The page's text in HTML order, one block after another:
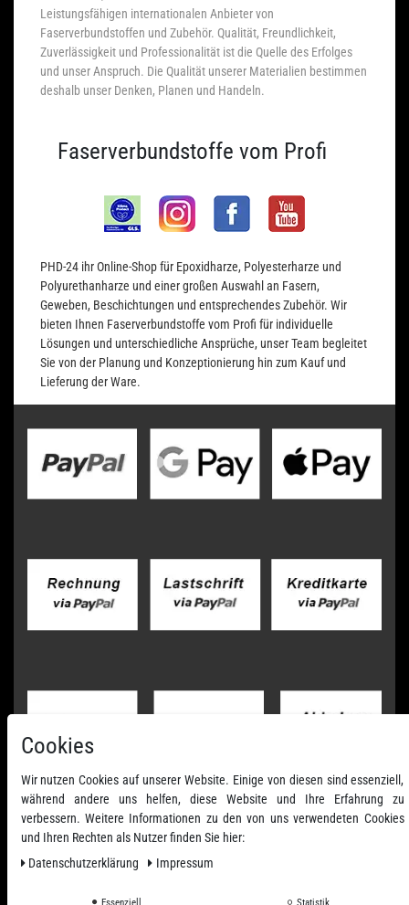
Leistungsfähigen internationalen Anbieter von
Faserverbundstoffen und Zubehör. Qualität, Freundlichkeit,
Zuverlässigkeit und Professionalität ist die Quelle des Erfolges
und unser Anspruch. Die Qualität unserer Materialien bestimmen
deshalb unser Denken, Planen und Handeln.
Faserverbundstoffe vom Profi
PHD-24 ihr Online-Shop für Epoxidharze, Polyesterharze und
Polyurethanharze und einer großen Auswahl an Fasern,
Geweben, Beschichtungen und entsprechendes Zubehör. Wir
bieten Ihnen Faserverbundstoffe vom Profi für individuelle
Lösungen und unterschiedliche Ansprüche, unser Team begleitet
Sie von der Planung und Konzeptionierung hin zum Kauf und
Lieferung der Ware.
Cookies
Wir nutzen Cookies auf unserer Website. Einige von diesen sind essenziell,
während andere uns helfen, diese Website und Ihre Erfahrung zu
verbessern. Weitere Informationen zu den von uns verwendeten Cookies
und Ihren Rechten als Nutzer finden Sie hier:
Daten­schutz­erklärung
Impressum
Essenziell Statistik